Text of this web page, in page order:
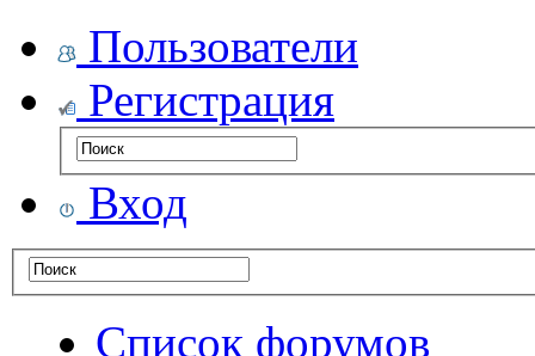
Пользователи
Регистрация
Вход
Список форумов